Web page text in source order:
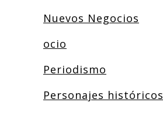
Nuevos Negocios
ocio
Periodismo
Personajes históricos